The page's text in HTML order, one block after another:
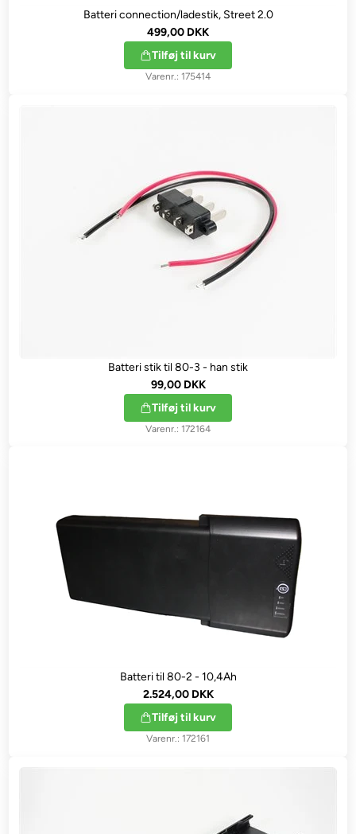
Batteri connection/ladestik, Street 2.0
499,00 DKK
Tilføj til kurv
175414
Batteri stik til 80-3 - han stik
99,00 DKK
Tilføj til kurv
172164
Batteri til 80-2 - 10,4Ah
2.524,00 DKK
Tilføj til kurv
172161